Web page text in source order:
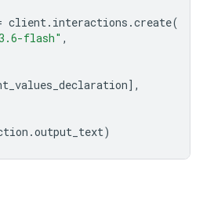
client. interactions .create(
flash" ,
],
.output_text)